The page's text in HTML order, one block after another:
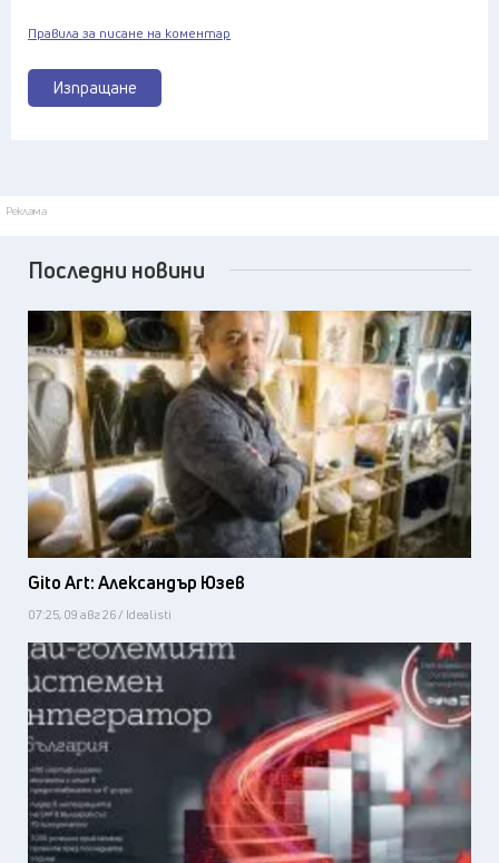
Изпращане
Правила за писане на коментар
Реклама
Последни новини
Gito Art: Александър Юзев
07:25, 09 авг 26 / Idealisti